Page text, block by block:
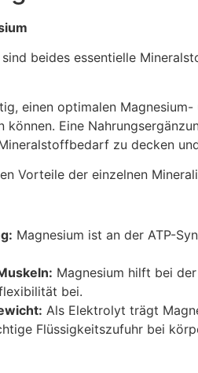
sind beides essentielle
einen optimalen
können. Eine
zu decken
Vorteile der einzelnen
Magnesium ist an der ATP-
Magnesium hilft bei
bei.
Als Elektrolyt trägt
Flüssigkeitszufuhr bei